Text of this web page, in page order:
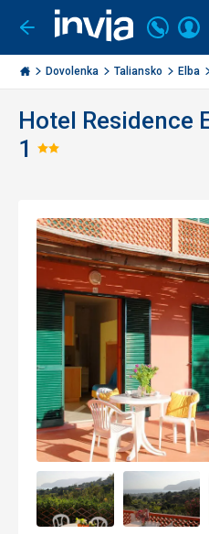
Ísť
späť
Invia.sk
Volajte
+421
2
3221
Dovolenka Taliansko Elba
Hotel Residence
1 Hodnotenie: